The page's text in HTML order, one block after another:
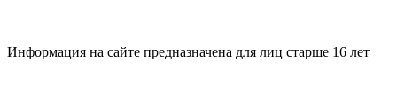
Информация на сайте предназначена для лиц старше 16 лет